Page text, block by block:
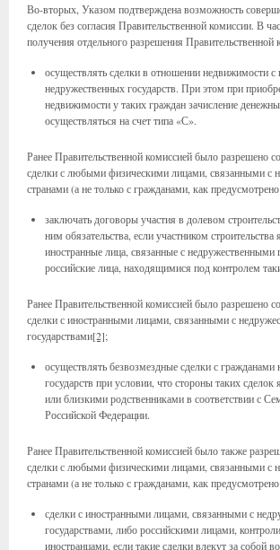
Во-вторых, Указом подтверждена возможность
сделок без согласия Правительственной комиссии. В
получения отдельного разрешения
осуществлять сделки в отношении недвижимости с
недружественных государств. При этом при
недвижимости у таких граждан зачисление
осуществляться на счет типа «С».
Ранее Правительственной комиссией было разрешено
сделки с любыми физическими лицами, связанными с
странами (а не только с гражданами, как
заключать договоры участия в долевом
ним обязательства, если участником строительства
иностранные лица, связанные с недружественными
российские лица, находящимися под контролем
Ранее Правительственной комиссией было разрешено
сделки с иностранными лицами, связанными с
государствами[2];
осуществлять безвозмездные сделки с гражданами
государств при условии, что стороны таких
или близкими родственниками в соответствии с
Российской Федерации.
Ранее Правительственной комиссией было также
сделки с любыми физическими лицами, связанными с
странами (а не только с гражданами, как
сделки с иностранными лицами, связанными с
государствами, либо российскими лицами,
иностранцами, если такие сделки влекут за собой